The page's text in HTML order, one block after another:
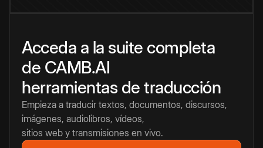
Acceda a la suite completa
de CAMB.AI
herramientas de traducción
Empieza a traducir textos, documentos, discursos,
imágenes, audiolibros, vídeos,
sitios web y transmisiones en vivo.